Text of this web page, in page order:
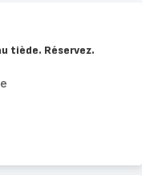
tiède. Réservez.